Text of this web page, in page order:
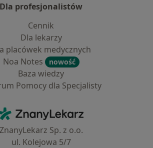
Dla profesjonalistów
Cennik
Dla lekarzy
placówek medycznych
Noa Notes
nowość
Baza wiedzy
Pomocy dla Specjalisty
ZnanyLekarz - Strona główna
ZnanyLekarz Sp. z o.o.
ul. Kolejowa 5/7